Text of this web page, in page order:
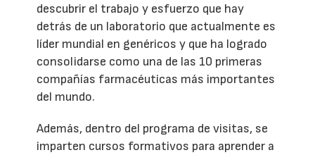
descubrir el trabajo y esfuerzo que hay
detrás de un laboratorio que actualmente es
líder mundial en genéricos y que ha logrado
consolidarse como una de las 10 primeras
compañías farmacéuticas más importantes
del mundo.
Además, dentro del programa de visitas, se
imparten cursos formativos para aprender a